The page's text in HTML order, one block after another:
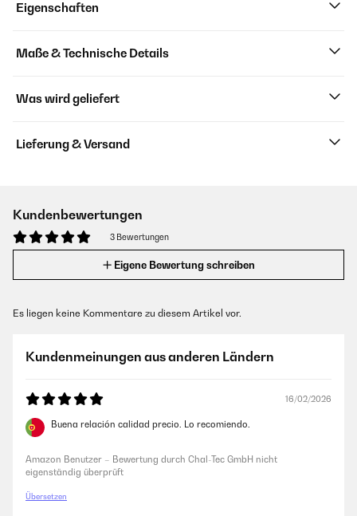
Eigenschaften
Maße & Technische Details
Was wird geliefert
Lieferung & Versand
Kundenbewertungen
3 Bewertungen
Eigene Bewertung schreiben
Es liegen keine Kommentare zu diesem Artikel vor.
Kundenmeinungen aus anderen Ländern
16/02/2026
Buena relación calidad precio. Lo recomiendo.
Amazon Benutzer – Bewertung durch Chal-Tec GmbH nicht
eigenständig überprüft
Übersetzen